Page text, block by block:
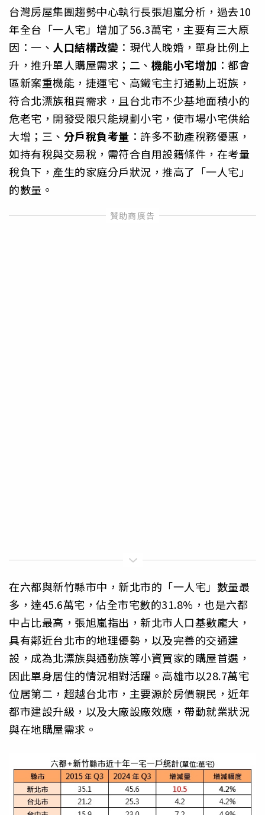
台灣房屋集團趨勢中心執行長張旭嵐分析，過去10
年全台「一人宅」增加了56.3萬宅，主要有三大原
因：一、 人口結構改變 ：現代人晚婚，單身比例上
升，推升單人購屋需求；二、 機能小宅增加 ：都會
區新案重機能，捷運宅、高鐵宅主打通勤上班族，
符合北漂族租買需求，且台北市不少基地面積小的
危老宅，開發受限只能規劃小宅，使市場小宅供給
大增；三、 分戶稅負考量 ：許多不動產稅務優惠，
如持有稅與交易稅，需符合自用設籍條件，在考量
稅負下，產生的家庭分戶狀況，推高了「一人宅」
的數量。
在六都與新竹縣市中，新北市的「一人宅」數量最
多，達45.6萬宅，佔全市宅數的31.8%，也是六都
中占比最高，張旭嵐指出，新北市人口基數龐大，
具有鄰近台北市的地理優勢，以及完善的交通建
設，成為北漂族與通勤族等小資買家的購屋首選，
因此單身居住的情況相對活躍。高雄市以28.7萬宅
位居第二，超越台北市，主要源於房價親民，近年
都市建設升級，以及大廠設廠效應，帶動就業狀況
與在地購屋需求。